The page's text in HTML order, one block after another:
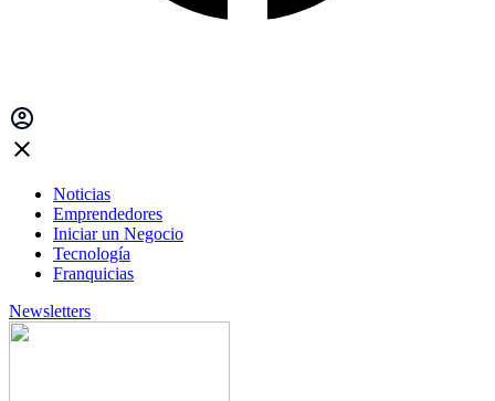
Noticias
Emprendedores
Iniciar un Negocio
Tecnología
Franquicias
Newsletters